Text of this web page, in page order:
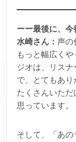
ーー最後に、今
水崎さん： 声の
もっと幅広く
ジオは、リス
で、とてもあ
たくさんいた
思っています。
そして、「あ